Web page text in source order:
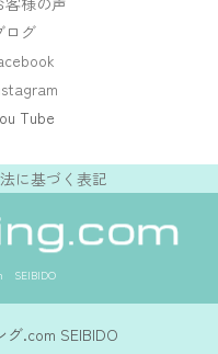
ログ
Tube
に基づく表記
SEIBIDO
.com SEIBIDO